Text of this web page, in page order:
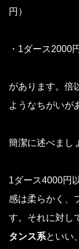
円）
・1ダース2000
があります。倍
ようなちがいが
簡潔に述べまし
1ダース4000円
感は柔らかく、
す。それに対し
タンス系といい